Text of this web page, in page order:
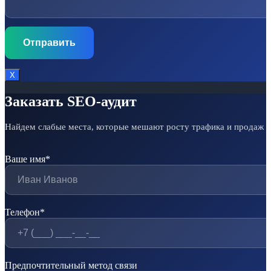
Х
Заказать SEO-аудит
Найдем слабые места, которые мешают росту трафика и продаж
Ваше имя*
Телефон*
Предпочтительный метод связи